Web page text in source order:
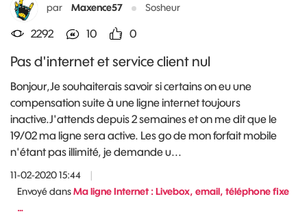
Pas d'internet et service client nul
Bonjour,Je souhaiterais savoir si certains on eu une
compensation suite à une ligne internet toujours
inactive.J'attends depuis 2 semaines et on me dit que le
19/02 ma ligne sera active. Les go de mon forfait mobile
n'étant pas illimité, je demande u...
11-02-2020 15:44
|
Envoyé dansMa ligne Internet : Livebox, email, téléphone fixe
…
par Maxence57 Sosheur
2292 10 0